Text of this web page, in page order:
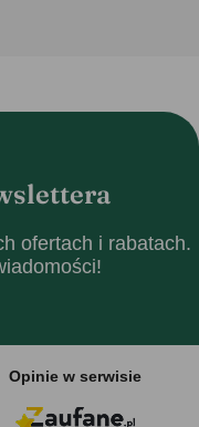
ofertach i rabatach.
Opinie w serwisie